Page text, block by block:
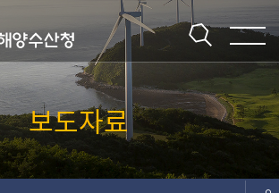
본문 바로가기
주메뉴 바로가기
보도자료